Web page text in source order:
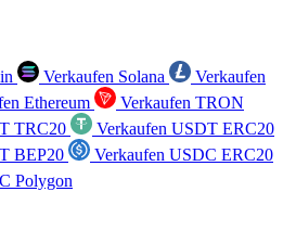
Verkaufen Solana
Verkaufen
Ethereum
Verkaufen TRON
TRC20
Verkaufen USDT ERC20
BEP20
Verkaufen USDC ERC20
Polygon